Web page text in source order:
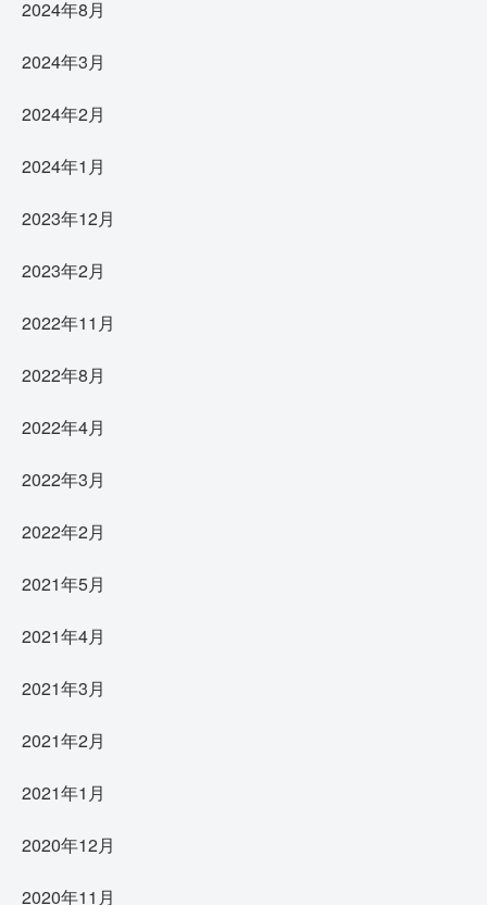
2024年8月
2024年3月
2024年2月
2024年1月
2023年12月
2023年2月
2022年11月
2022年8月
2022年4月
2022年3月
2022年2月
2021年5月
2021年4月
2021年3月
2021年2月
2021年1月
2020年12月
2020年11月